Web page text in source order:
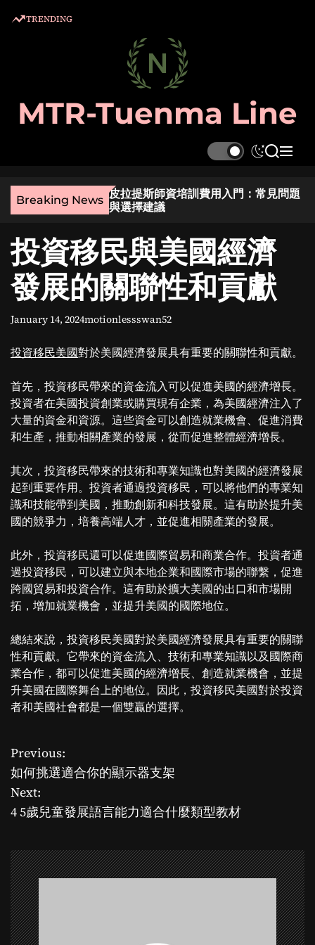
TRENDING
MTR-Tuenma Line
S
i
c
o
l
o
r
e
S
a
r
M
n
u
Breaking News
選？實用指南與貼
皮拉提斯師資培訓費用入門：常見問題
與選擇建議
投資移民與美國經濟
發展的關聯性和貢獻
January 14, 2024motionlessswan52
投資移民美國對於美國經濟發展具有重要的關聯性和貢獻。
首先，投資移民帶來的資金流入可以促進美國的經濟增長。
投資者在美國投資創業或購買現有企業，為美國經濟注入了
大量的資金和資源。這些資金可以創造就業機會、促進消費
和生產，推動相關產業的發展，從而促進整體經濟增長。
其次，投資移民帶來的技術和專業知識也對美國的經濟發展
起到重要作用。投資者通過投資移民，可以將他們的專業知
識和技能帶到美國，推動創新和科技發展。這有助於提升美
國的競爭力，培養高端人才，並促進相關產業的發展。
此外，投資移民還可以促進國際貿易和商業合作。投資者通
過投資移民，可以建立與本地企業和國際市場的聯繫，促進
跨國貿易和投資合作。這有助於擴大美國的出口和市場開
拓，增加就業機會，並提升美國的國際地位。
總結來說，投資移民美國對於美國經濟發展具有重要的關聯
性和貢獻。它帶來的資金流入、技術和專業知識以及國際商
業合作，都可以促進美國的經濟增長、創造就業機會，並提
升美國在國際舞台上的地位。因此，投資移民美國對於投資
者和美國社會都是一個雙贏的選擇。
P
o
s
t
n
a
v
Previous:
如何挑選適合你的顯示器支架
Next:
4 5歲兒童發展語言能力適合什麼類型教材